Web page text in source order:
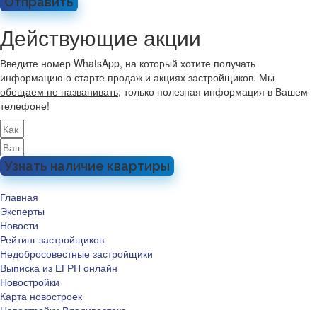
Действующие акции
Введите номер WhatsApp, на который хотите получать
информацию о старте продаж и акциях застройщиков. Мы
обещаем не названивать, только полезная информация в Вашем
телефоне!
Узнать наличие квартиры
Главная
Эксперты
Новости
Рейтинг застройщиков
Недобросовестные застройщики
Выписка из ЕГРН онлайн
Новостройки
Карта новостроек